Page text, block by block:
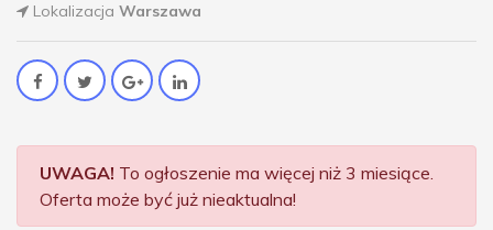
Lokalizacja Warszawa
UWAGA! To ogłoszenie ma więcej niż 3 miesiące.
Oferta może być już nieaktualna!